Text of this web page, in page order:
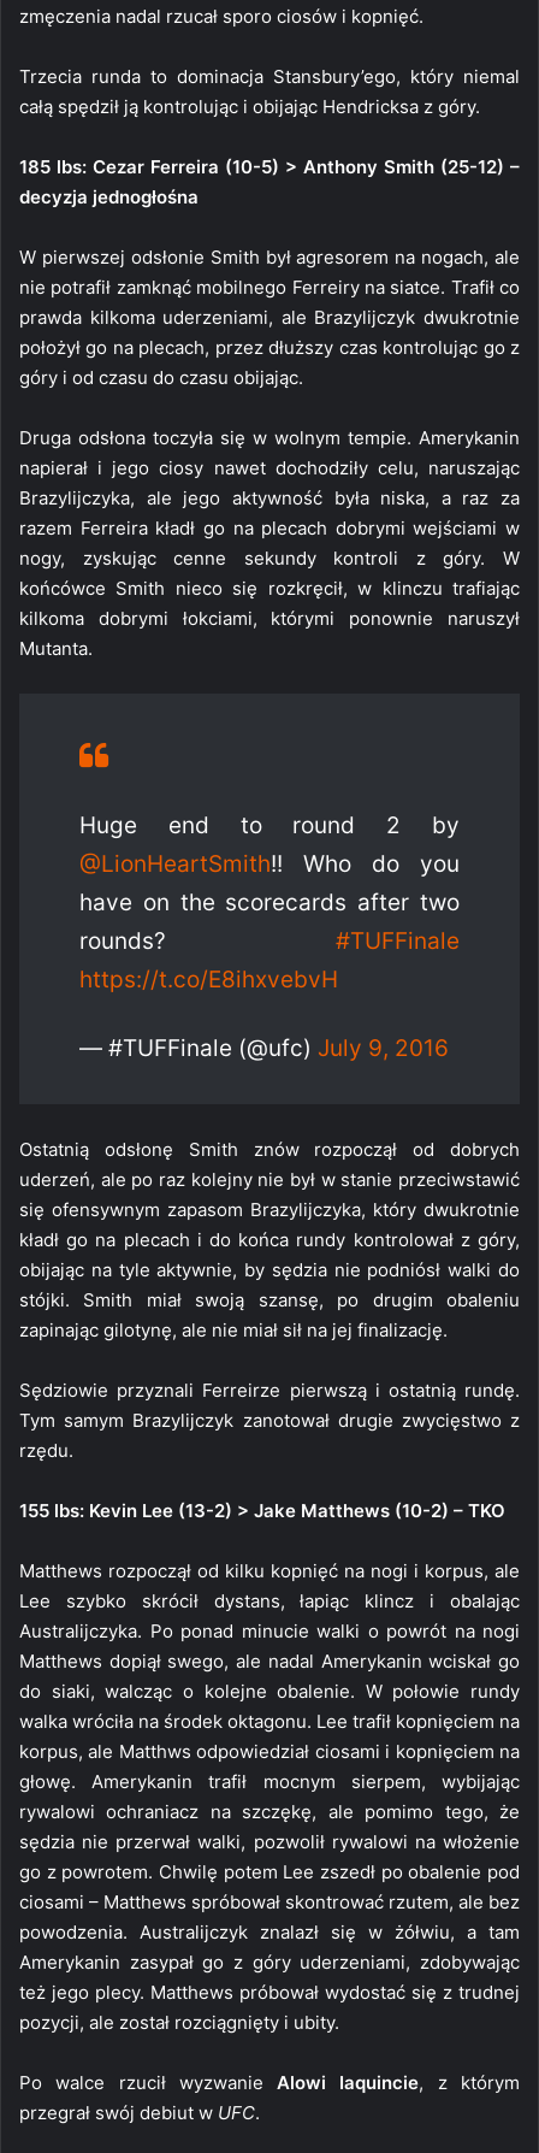
zmęczenia nadal rzucał sporo ciosów i kopnięć.
Trzecia runda to dominacja Stansbury’ego, który niemal
całą spędził ją kontrolując i obijając Hendricksa z góry.
185 lbs: Cezar Ferreira (10-5) > Anthony Smith (25-12) –
decyzja jednogłośna
W pierwszej odsłonie Smith był agresorem na nogach, ale
nie potrafił zamknąć mobilnego Ferreiry na siatce. Trafił co
prawda kilkoma uderzeniami, ale Brazylijczyk dwukrotnie
położył go na plecach, przez dłuższy czas kontrolując go z
góry i od czasu do czasu obijając.
Druga odsłona toczyła się w wolnym tempie. Amerykanin
napierał i jego ciosy nawet dochodziły celu, naruszając
Brazylijczyka, ale jego aktywność była niska, a raz za
razem Ferreira kładł go na plecach dobrymi wejściami w
nogy, zyskując cenne sekundy kontroli z góry. W
końcówce Smith nieco się rozkręcił, w klinczu trafiając
kilkoma dobrymi łokciami, którymi ponownie naruszył
Mutanta.
Huge end to round 2 by
@LionHeartSmith!! Who do you
have on the scorecards after two
rounds? #TUFFinale
https://t.co/E8ihxvebvH
— #TUFFinale (@ufc) July 9, 2016
Ostatnią odsłonę Smith znów rozpoczął od dobrych
uderzeń, ale po raz kolejny nie był w stanie przeciwstawić
się ofensywnym zapasom Brazylijczyka, który dwukrotnie
kładł go na plecach i do końca rundy kontrolował z góry,
obijając na tyle aktywnie, by sędzia nie podniósł walki do
stójki. Smith miał swoją szansę, po drugim obaleniu
zapinając gilotynę, ale nie miał sił na jej finalizację.
Sędziowie przyznali Ferreirze pierwszą i ostatnią rundę.
Tym samym Brazylijczyk zanotował drugie zwycięstwo z
rzędu.
155 lbs: Kevin Lee (13-2) > Jake Matthews (10-2) – TKO
Matthews rozpoczął od kilku kopnięć na nogi i korpus, ale
Lee szybko skrócił dystans, łapiąc klincz i obalając
Australijczyka. Po ponad minucie walki o powrót na nogi
Matthews dopiął swego, ale nadal Amerykanin wciskał go
do siaki, walcząc o kolejne obalenie. W połowie rundy
walka wróciła na środek oktagonu. Lee trafił kopnięciem na
korpus, ale Matthws odpowiedział ciosami i kopnięciem na
głowę. Amerykanin trafił mocnym sierpem, wybijając
rywalowi ochraniacz na szczękę, ale pomimo tego, że
sędzia nie przerwał walki, pozwolił rywalowi na włożenie
go z powrotem. Chwilę potem Lee zszedł po obalenie pod
ciosami – Matthews spróbował skontrować rzutem, ale bez
powodzenia. Australijczyk znalazł się w żółwiu, a tam
Amerykanin zasypał go z góry uderzeniami, zdobywając
też jego plecy. Matthews próbował wydostać się z trudnej
pozycji, ale został rozciągnięty i ubity.
Po walce rzucił wyzwanieAlowi Iaquincie, z którym
przegrał swój debiut w UFC.